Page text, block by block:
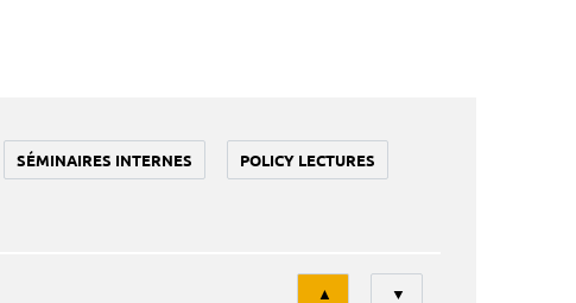
SÉMINAIRES INTERNES POLICY LECTURES
Tri
▲ ▼